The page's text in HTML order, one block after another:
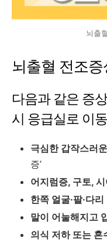
뇌출
뇌출혈 전조증
다음과 같은 증
시 응급실로 이
극심한 갑작스러
증’
어지럼증, 구토,
한쪽 얼굴·팔·다
말이 어눌해지고
의식 저하 또는 혼